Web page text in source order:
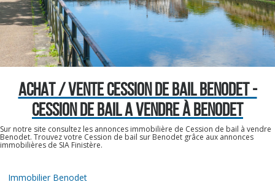
ACHAT / VENTE CESSION DE BAIL BENODET -
CESSION DE BAIL A VENDRE À BENODET
Sur notre site consultez les annonces immobilière de Cession de bail à vendre
Benodet. Trouvez votre Cession de bail sur Benodet grâce aux annonces
immobilières de SIA Finistère.
Immobilier Benodet